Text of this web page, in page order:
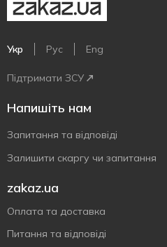
Укр Рус Eng
Підтримати ЗСУ
Напишіть нам
Запитання та відповіді
Залишити скаргу чи запитання
zakaz.ua
Оплата та доставка
Питання та відповіді